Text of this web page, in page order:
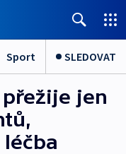
Sport SLEDOVAT
jen